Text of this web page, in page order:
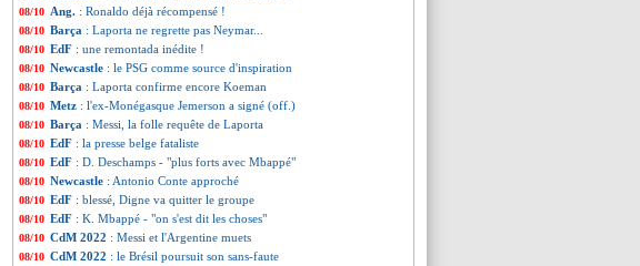
08/10 Ang. : Ronaldo déjà récompensé !
08/10 Barça : Laporta ne regrette pas Neymar...
08/10 EdF : une remontada inédite !
08/10 Newcastle : le PSG comme source d'inspiration
08/10 Barça : Laporta confirme encore Koeman
08/10 Metz : l'ex-Monégasque Jemerson a signé (off.)
08/10 Barça : Messi, la folle requête de Laporta
08/10 EdF : la presse belge fataliste
08/10 EdF : D. Deschamps - "plus forts avec Mbappé"
08/10 Newcastle : Antonio Conte approché
08/10 EdF : blessé, Digne va quitter le groupe
08/10 EdF : K. Mbappé - "on s'est dit les choses"
08/10 CdM 2022 : Messi et l'Argentine muets
08/10 CdM 2022 : le Brésil poursuit son sans-faute